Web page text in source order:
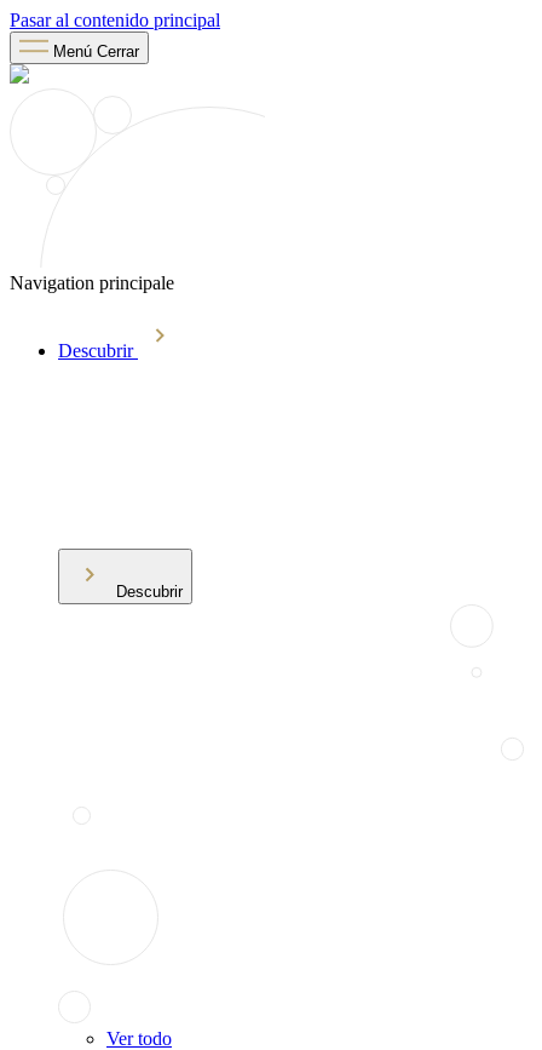
Pasar al contenido principal
Menú Cerrar
Navigation principale
Descubrir
Descubrir
Ver todo